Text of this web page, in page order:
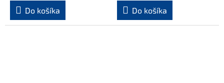
Do košíka Do košíka